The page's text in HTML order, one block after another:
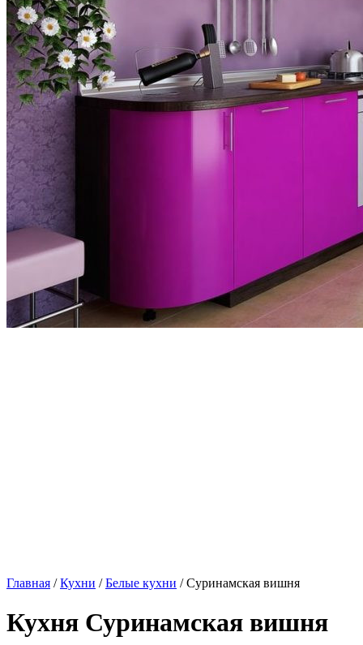
Главная /Кухни /Белые кухни / Суринамская вишня
Кухня Суринамская вишня